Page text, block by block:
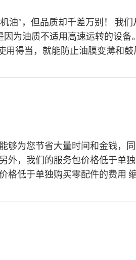
油”，但品质却千差万别！ 我
为油质不适用高速运转的设
得当，就能防止油膜变薄和
够为您节省大量时间和金钱，
，我们的服务包价格低于单
格低于单独购买零配件的费